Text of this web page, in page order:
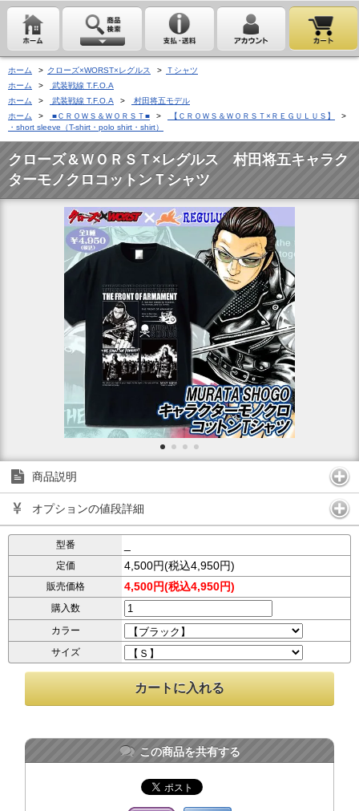
ホーム > クローズ×WORST×レグルス >
Ｔシャツ
ホーム
>
武装戦線 T.F.O.A
ホーム
> 武装戦線 T.F.O.A >
村田将五モデル
ホーム
> ■ＣＲＯＷＳ＆ＷＯＲＳＴ■ > 【ＣＲＯＷＳ＆ＷＯＲＳＴ×ＲＥＧＵＬＵＳ】
>
・short sleeve（T-shirt・polo shirt・shirt）
クローズ＆ＷＯＲＳＴ×レグルス 村田将五キャラク
ターモノクロコットンＴシャツ
商品説明
オプションの値段詳細
型番
定価 4,500円(税込4,950円)
販売価格 4,500円(税込4,950円)
購入数
カラー
サイズ
この商品を共有する